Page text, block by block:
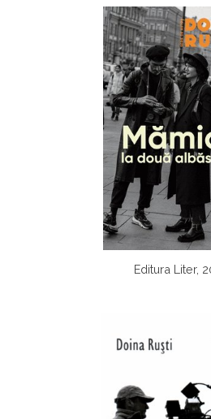
Editura Liter,